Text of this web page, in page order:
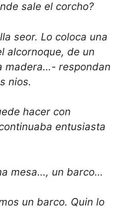
sale el corcho?
seor. Lo coloca una
alcornoque, de un
madera…- respondan
nios.
hacer con
entusiasta
mesa…, un barco…
un barco. Quin lo